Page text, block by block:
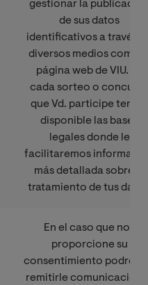
gestionar la
de sus datos
identificativos a través
diversos medios como
página web de VIU. En
cada sorteo o
que Vd. participe tendrá
disponible las bases
legales donde le
facilitaremos
más detallada sobre el
tratamiento de tus
En el caso que nos
proporcione su
consentimiento
remitirle